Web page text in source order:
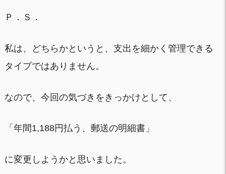
Ｐ．Ｓ．
私は、どちらかというと、支出を細かく管理できる
タイプではありません。
なので、今回の気づきをきっかけとして、
「年間1,188円払う、郵送の明細書」
に変更しようかと思いました。